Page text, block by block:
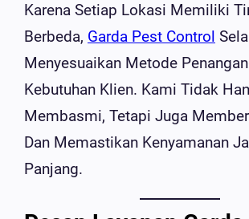
Karena Setiap Lokasi Memiliki
Berbeda, Garda Pest Control
Menyesuaikan Metode
Kebutuhan Klien. Kami Tidak
Membasmi, Tetapi Juga
Dan Memastikan Kenyamanan
Panjang.